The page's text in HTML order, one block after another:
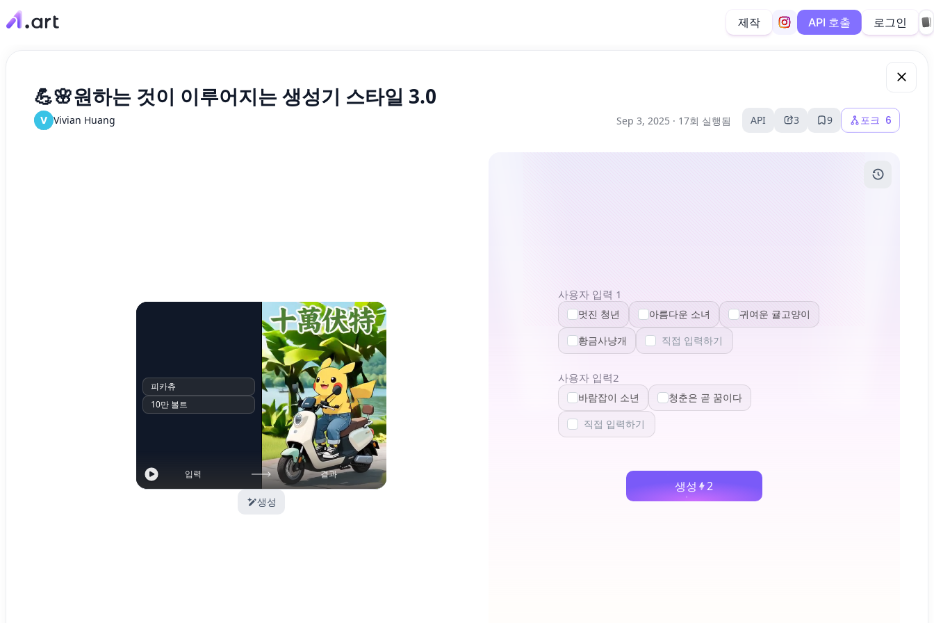
제작 API 호출 로그인
💪🌸원하는 것이 이루어지는 생성기 스타일 3.0
V Vivian Huang Sep 3, 2025 · 17회 실행됨 API 3 9 포크 6
피카츄
10만 볼트
입력 결과
생성
사용자 입력 1
멋진 청년 아름다운 소녀
귀여운 귤고양이
황금사냥개
사용자 입력2
바람잡이 소년 청춘은 곧 꿈이다
생성 2